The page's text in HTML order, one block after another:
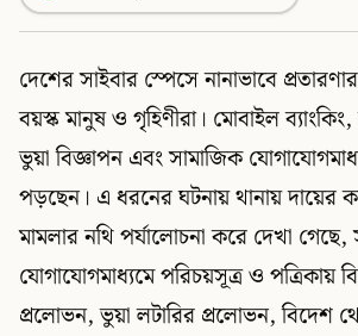
দেশের সাইবার স্পেসে নানাভাবে
বয়স্ক মানুষ ও গৃহিণীরা। মোবাইল
ভুয়া বিজ্ঞাপন এবং সামাজিক
পড়ছেন। এ ধরনের ঘটনায় থানায় দায়ের
মামলার নথি পর্যালোচনা করে দেখা গেছে,
যোগাযোগমাধ্যমে পরিচয়সূত্র ও পত্রিকায়
প্রলোভন, ভুয়া লটারির প্রলোভন, বিদেশ